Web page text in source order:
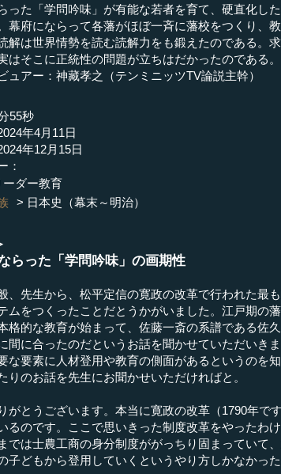
った「学問吟味」が有能な若者を育て、硬直化し
幕府にならって各藩がほぼ一斉に藩校をつくり、
解は世界情勢を読む読解力をも鍛えたのである。
はそこに正統性の問題が立ちはだかったのである。
ュアー：神藏孝之（テンミニッツTV論説主幹）
55秒
年4月11日
年12月15日
：
ーダー教育
日本史（幕末～明治）
らった「学問吟味」の画期性
先生から、松平定信の寛政の改革で行われた最も
ムをつくったことだとうかがいました。江戸期の
格的な教育が始まって、佐藤一斎の系譜である佐
間に合ったのだというお話を聞かせていただいき
な要素に人材登用や教育の側面があるというのを
りのお話を先生にお聞かせいただければと。
とうございます。本当に寛政の改革（1790年で
るのです。ここで思いきった制度改革をやったわ
では士農工商の身分制度ががっちり固まっていて
子どもから登用していくというやり方しかなかった